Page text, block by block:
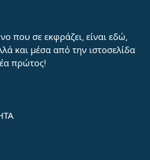
που σε εκφράζει, είναι εδώ,
και μέσα από την ιστοσελίδα
πρώτος!